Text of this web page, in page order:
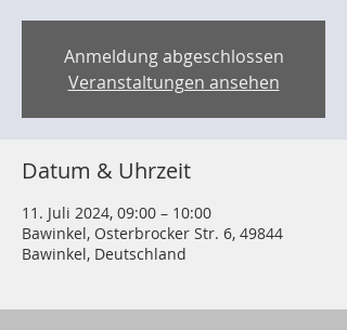
Anmeldung abgeschlossen
Veranstaltungen ansehen
Datum & Uhrzeit
11. Juli 2024, 09:00 – 10:00
Bawinkel, Osterbrocker Str. 6, 49844
Bawinkel, Deutschland